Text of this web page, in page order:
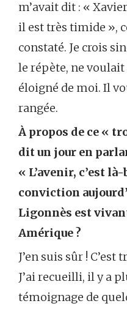
m’avait dit : «
il est très timide »,
constaté. Je crois
le répète, ne voulait
éloigné de moi. Il
rangée.
À propos de ce «
dit un jour en
« L’avenir, c’est
conviction
Ligonnès est
Amérique ?
J’en suis sûr !
J’ai recueilli, il y a
témoignage de